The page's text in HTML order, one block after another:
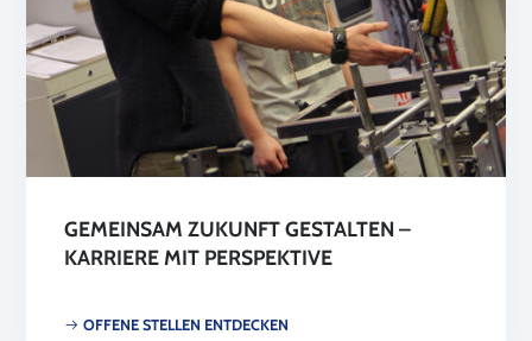
GEMEINSAM ZUKUNFT GESTALTEN –
KARRIERE MIT PERSPEKTIVE
OFFENE STELLEN ENTDECKEN